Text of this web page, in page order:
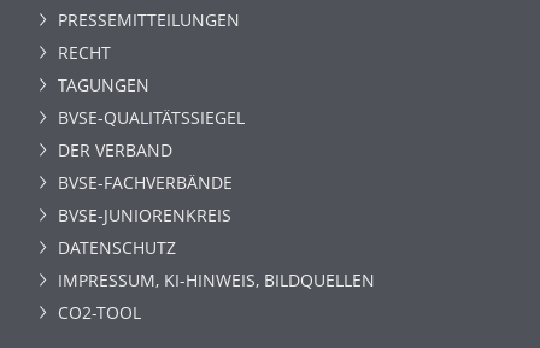
PRESSEMITTEILUNGEN
RECHT
TAGUNGEN
BVSE-QUALITÄTSSIEGEL
DER VERBAND
BVSE-FACHVERBÄNDE
BVSE-JUNIORENKREIS
DATENSCHUTZ
IMPRESSUM, KI-HINWEIS, BILDQUELLEN
CO2-TOOL